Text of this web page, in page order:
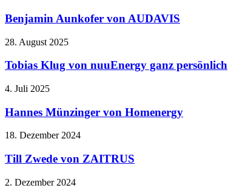
Benjamin Aunkofer von AUDAVIS
28. August 2025
Tobias Klug von nuuEnergy ganz persönlich
4. Juli 2025
Hannes Münzinger von Homenergy
18. Dezember 2024
Till Zwede von ZAITRUS
2. Dezember 2024